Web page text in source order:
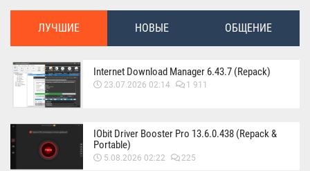
ЛУЧШИЕ НОВЫЕ ОБЩЕНИЕ
Internet Download Manager 6.43.7 (Repack)
23.07.2026 02:14 1 911
IObit Driver Booster Pro 13.6.0.438 (Repack &
Portable)
5.08.2026 02:22 225